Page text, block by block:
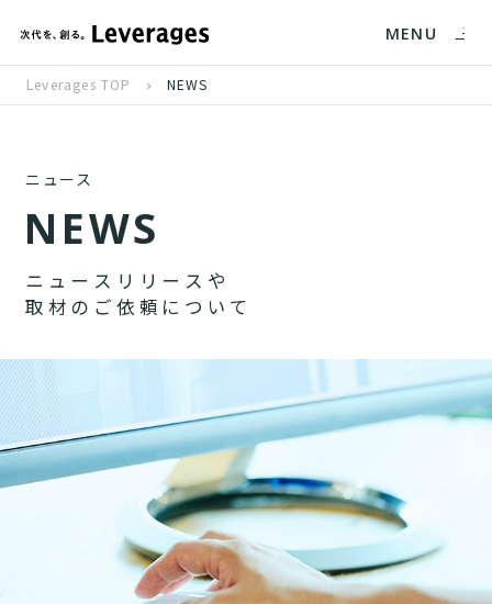
MENU
Leverages TOP NEWS
ニュース
NEWS
ニ ュ ー ス リ リ ー ス や
取 材 の ご 依 頼 に つ い て